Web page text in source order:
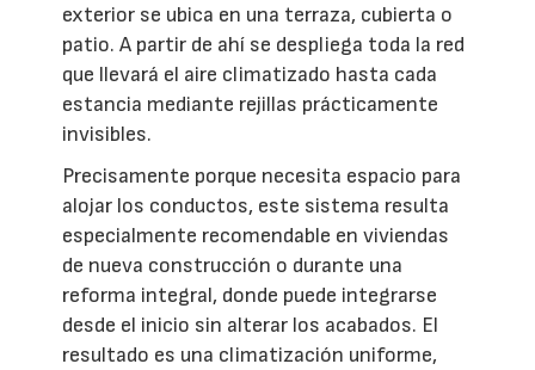
exterior se ubica en una terraza, cubierta o
patio. A partir de ahí se despliega toda la red
que llevará el aire climatizado hasta cada
estancia mediante rejillas prácticamente
invisibles.
Precisamente porque necesita espacio para
alojar los conductos, este sistema resulta
especialmente recomendable en viviendas
de nueva construcción o durante una
reforma integral, donde puede integrarse
desde el inicio sin alterar los acabados. El
resultado es una climatización uniforme,